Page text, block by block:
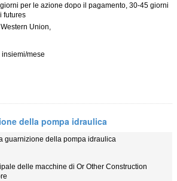
per le azione dopo il pagamento, 30-45 giorni
futures
Western Union,
insiemi/mese
della pompa idraulica
guarnizione della pompa idraulica
delle macchine di Or Other Construction